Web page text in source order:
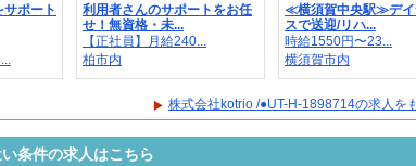
ポート
利用者さんのサポートをお任
せ！無資格・未...
【正社員】月給240...
柏市内
≪横須賀中央駅≫デイ
スで送迎/リハ...
時給1550円〜23...
横須賀市内
株式会社kotrio /●UT-H-1898714の求人を
条件の求人はこちら